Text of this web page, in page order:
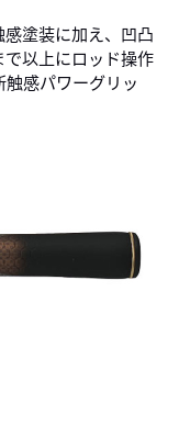
塗装に加え、凹凸
以上にロッド操作
感パワーグリッ